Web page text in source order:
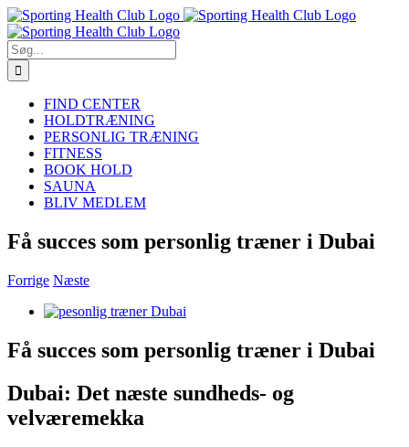
Skip
to
content
Søg
efter:
FIND CENTER
HOLDTRÆNING
PERSONLIG TRÆNING
FITNESS
BOOK HOLD
SAUNA
BLIV MEDLEM
Få succes som personlig træner i Dubai
Forrige Næste
Se
Få succes som personlig træner i Dubai
Dubai: Det næste sundheds- og
velværemekka